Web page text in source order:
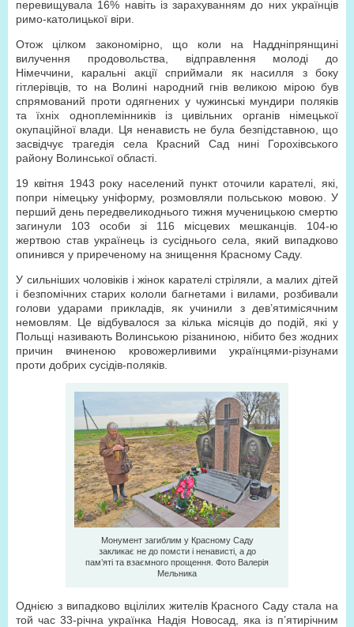
перевищувала 16% навіть із зарахуванням до них українців
римо-католицької віри.
Отож цілком закономірно, що коли на Наддніпрянщині
вилучення продовольства, відправлення молоді до
Німеччини, каральні акції сприймали як насилля з боку
гітлерівців, то на Волині народний гнів великою мірою був
спрямований проти одягнених у чужинські мундири поляків
та їхніх одноплемінників із цивільних органів німецької
окупаційної влади. Ця ненависть не була безпідставною, що
засвідчує трагедія села Красний Сад нині Горохівського
району Волинської області.
19 квітня 1943 року населений пункт оточили карателі, які,
попри німецьку уніформу, розмовляли польською мовою. У
перший день передвеликоднього тижня мученицькою смертю
загинули 103 особи зі 116 місцевих мешканців. 104-ю
жертвою став українець із сусіднього села, який випадково
опинився у приреченому на знищення Красному Саду.
У сильніших чоловіків і жінок карателі стріляли, а малих дітей
і безпомічних старих кололи багнетами і вилами, розбивали
голови ударами прикладів, як учинили з дев’ятимісячним
немовлям. Це відбувалося за кілька місяців до подій, які у
Польщі називають Волинською різаниною, нібито без жодних
причин вчиненою кровожерливими українцями-різунами
проти добрих сусідів-поляків.
Монумент загиблим у Красному Саду
закликає не до помсти і ненависті, а до
пам’яті та взаємного прощення. Фото Валерія
Мельника
Однією з випадково вцілілих жителів Красного Саду стала на
той час 33-річна українка Надія Новосад, яка із п’ятирічним